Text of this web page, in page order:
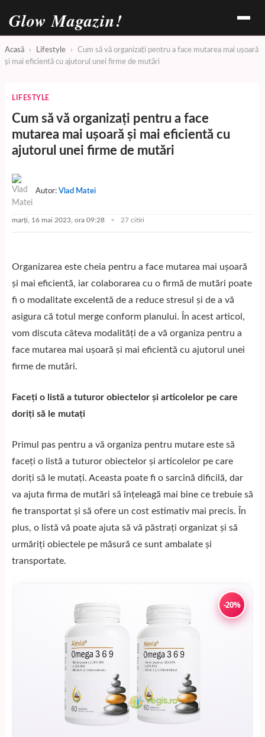
Glow Magazin!
Acasă › Lifestyle ›
Cum să vă organizați pentru a face mutarea mai ușoară
și mai eficientă cu ajutorul unei firme de mutări
LIFESTYLE
Cum să vă organizați pentru a face
mutarea mai ușoară și mai eficientă cu
ajutorul unei firme de mutări
Autor: Vlad Matei
marți, 16 mai 2023, ora 09:28 27 citiri
Organizarea este cheia pentru a face mutarea mai ușoară
și mai eficientă, iar colaborarea cu o firmă de mutări poate
fi o modalitate excelentă de a reduce stresul și de a vă
asigura că totul merge conform planului. În acest articol,
vom discuta câteva modalități de a vă organiza pentru a
face mutarea mai ușoară și mai eficientă cu ajutorul unei
firme de mutări.
Faceți o listă a tuturor obiectelor și articolelor pe care
doriți să le mutați
Primul pas pentru a vă organiza pentru mutare este să
faceți o listă a tuturor obiectelor și articolelor pe care
doriți să le mutați. Aceasta poate fi o sarcină dificilă, dar
va ajuta firma de mutări să înțeleagă mai bine ce trebuie să
fie transportat și să ofere un cost estimativ mai precis. În
plus, o listă vă poate ajuta să vă păstrați organizat și să
urmăriți obiectele pe măsură ce sunt ambalate și
transportate.
-20%